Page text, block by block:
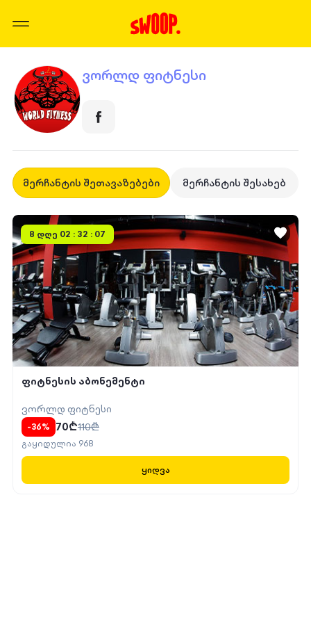
ვორლდ ფიტნესი
მერჩანტის შეთავაზებები მერჩანტის შესახებ
8 დღე 02 : 32 : 07
ფიტნესის აბონემენტი
ვორლდ ფიტნესი
-36% 70₾110₾
გაყიდულია 968
ყიდვა